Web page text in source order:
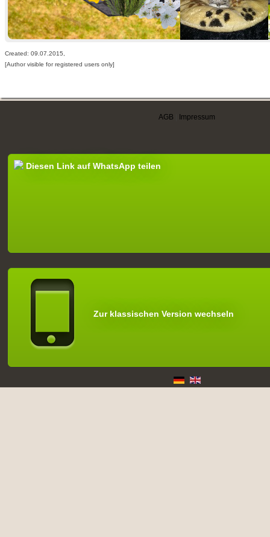
Created: 09.07.2015,
[Author visible for registered users only]
AGB Impressum
Diesen Link auf WhatsApp teilen
Zur klassischen Version wechseln